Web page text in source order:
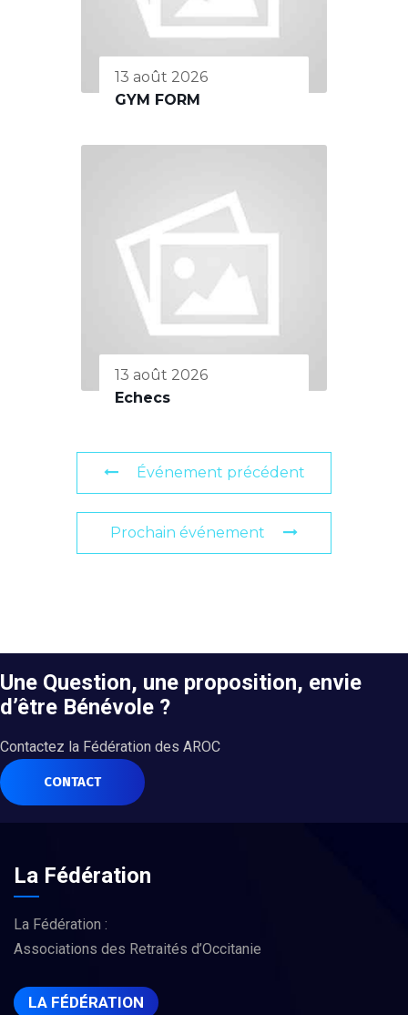
13 août 2026
GYM FORM
13 août 2026
Echecs
Événement précédent
Prochain événement
Une Question, une proposition, envie
d’être Bénévole ?
Contactez la Fédération des AROC
CONTACT
La Fédération
La Fédération :
Associations des Retraités d’Occitanie
LA FÉDÉRATION